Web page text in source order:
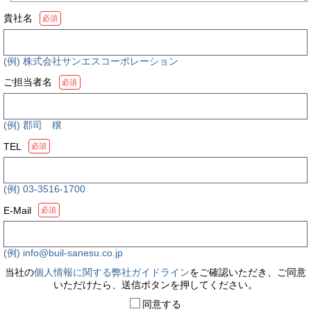
貴社名 必須
(例) 株式会社サンエスコーポレーション
ご担当者名
必須
(例) 郡司 穣
TEL
必須
(例) 03-3516-1700
E-Mail
必須
(例) info@buil-sanesu.co.jp
当社の個人情報に関する弊社ガイドラインをご確認いただき、ご同意
いただけたら、送信ボタンを押してください。
同意する